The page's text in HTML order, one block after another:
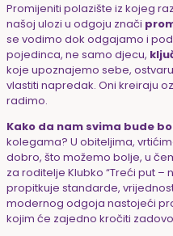
Promijeniti polazište iz kojeg
našoj ulozi u odgoju znači
se vodimo dok odgajamo i
pojedinca, ne samo djecu,
koje upoznajemo sebe,
vlastiti napredak. Oni kreiraju
radimo.
Kako da nam svima bude
kolegama? U obiteljima,
dobro, što možemo bolje, u
za roditelje Klubko “Treći put
propitkuje standarde,
modernog odgoja nastojeći
kojim će zajedno kročiti